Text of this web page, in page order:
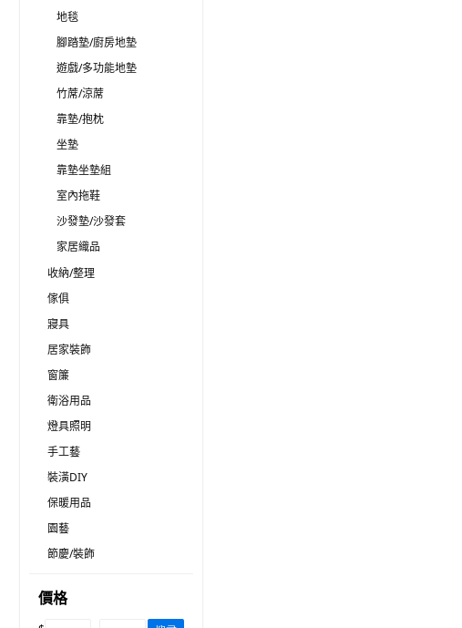
地毯
腳踏墊/廚房地墊
遊戲/多功能地墊
竹蓆/涼蓆
靠墊/抱枕
坐墊
靠墊坐墊組
室內拖鞋
沙發墊/沙發套
家居織品
收納/整理
傢俱
寢具
居家裝飾
窗簾
衛浴用品
燈具照明
手工藝
裝潢DIY
保暖用品
園藝
節慶/裝飾
價格